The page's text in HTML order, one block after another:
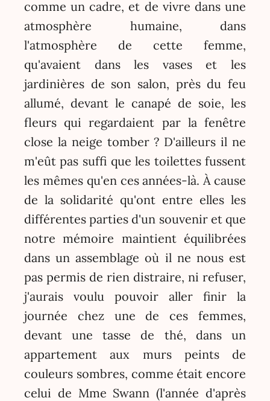
comme un cadre, et de vivre dans une
atmosphère humaine, dans
l'atmosphère de cette femme,
qu'avaient dans les vases et les
jardinières de son salon, près du feu
allumé, devant le canapé de soie, les
fleurs qui regardaient par la fenêtre
close la neige tomber ? D'ailleurs il ne
m'eût pas suffi que les toilettes fussent
les mêmes qu'en ces années-là. À cause
de la solidarité qu'ont entre elles les
différentes parties d'un souvenir et que
notre mémoire maintient équilibrées
dans un assemblage où il ne nous est
pas permis de rien distraire, ni refuser,
j'aurais voulu pouvoir aller finir la
journée chez une de ces femmes,
devant une tasse de thé, dans un
appartement aux murs peints de
couleurs sombres, comme était encore
celui de Mme Swann (l'année d'après